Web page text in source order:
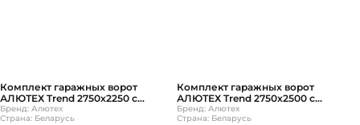
Комплект гаражных ворот
АЛЮТЕХ Trend 2750х2250 с
ручным управлением
Бренд: Алютех
Страна: Беларусь
Комплект гаражных ворот
АЛЮТЕХ Trend 2750х2500 с
ручным управлением
Бренд: Алютех
Страна: Беларусь